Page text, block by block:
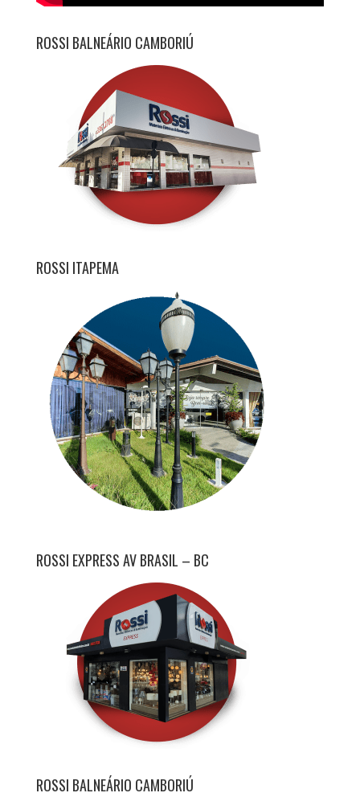
ROSSI BALNEÁRIO CAMBORIÚ
ROSSI ITAPEMA
ROSSI EXPRESS AV BRASIL – BC
ROSSI BALNEÁRIO CAMBORIÚ